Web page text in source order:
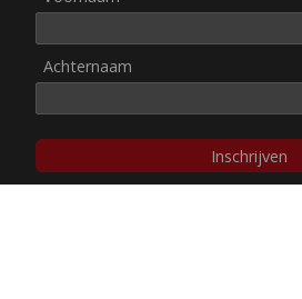
Achternaam
Inschrijven